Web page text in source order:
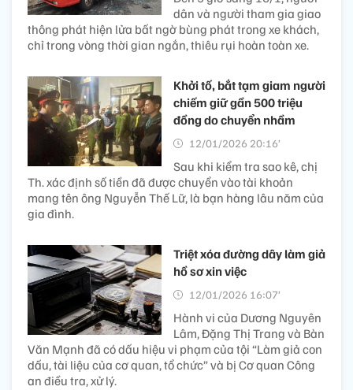
dân và người tham gia giao
thông phát hiện lửa bất ngờ bùng phát trong xe khách,
chỉ trong vòng thời gian ngắn, thiêu rụi hoàn toàn xe.
Khởi tố, bắt tạm giam người
chiếm giữ gần 500 triệu
đồng do chuyển nhầm
12/01/2026 20:16’
Sau khi kiểm tra sao kê, chị
Th. xác định số tiền đã được chuyển vào tài khoản
mang tên ông Nguyễn Thế Lữ, là bạn hàng lâu năm của
gia đình.
Triệt xóa đường dây làm giả
hồ sơ xin việc
12/01/2026 16:07’
Hành vi của Dương Nguyên
Lâm, Đặng Thị Trang và Bàn
Văn Mạnh đã có dấu hiệu vi phạm của tội “Làm giả con
dấu, tài liệu của cơ quan, tổ chức” và bị Cơ quan Công
an điều tra, xử lý.